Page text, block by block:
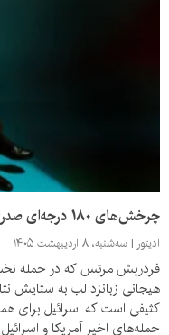
چرخش‌های ۱۸۰ درجه‌ای صدراعظم؛ مرتس و فاصله‌گیری از اسرائیل
ادیتور سه‌شنبه، ۸ اردیبهشت ۱۴۰۵
فردریش مرتس که در حمله
هیجانی زبانزد لب به ستایش
کثیفی است که اسرائیل برای
حمله‌های اخیر آمریکا و